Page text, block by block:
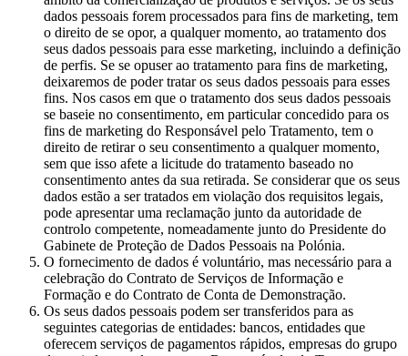
dados pessoais forem processados para fins de marketing, tem
o direito de se opor, a qualquer momento, ao tratamento dos
seus dados pessoais para esse marketing, incluindo a definição
de perfis. Se se opuser ao tratamento para fins de marketing,
deixaremos de poder tratar os seus dados pessoais para esses
fins. Nos casos em que o tratamento dos seus dados pessoais
se baseie no consentimento, em particular concedido para os
fins de marketing do Responsável pelo Tratamento, tem o
direito de retirar o seu consentimento a qualquer momento,
sem que isso afete a licitude do tratamento baseado no
consentimento antes da sua retirada. Se considerar que os seus
dados estão a ser tratados em violação dos requisitos legais,
pode apresentar uma reclamação junto da autoridade de
controlo competente, nomeadamente junto do Presidente do
Gabinete de Proteção de Dados Pessoais na Polónia.
O fornecimento de dados é voluntário, mas necessário para a
celebração do Contrato de Serviços de Informação e
Formação e do Contrato de Conta de Demonstração.
Os seus dados pessoais podem ser transferidos para as
seguintes categorias de entidades: bancos, entidades que
oferecem serviços de pagamentos rápidos, empresas do grupo